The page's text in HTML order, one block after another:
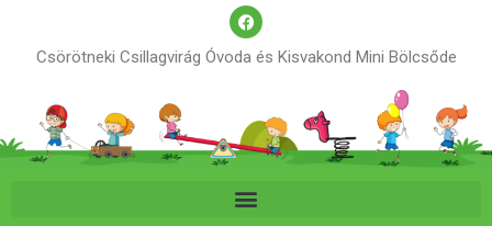
Csörötneki Csillagvirág Óvoda és Kisvakond Mini Bölcsőde